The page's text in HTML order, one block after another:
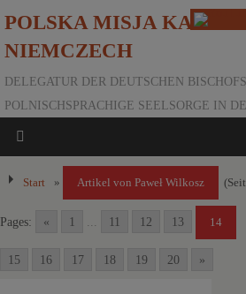
POLSKA MISJA
NIEMCZECH
DELEGATUR DER DEUTSCHEN
POLNISCHSPRACHIGE SEELSORGE IN
Start » Artikel von Paweł Wilkosz
Pages: « 1 11 12 13 14
15 16 17 18 19 20 »